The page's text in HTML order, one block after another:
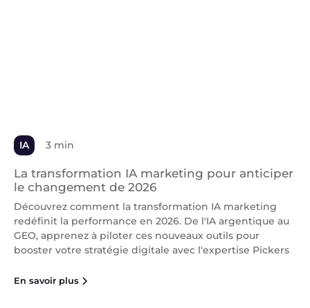
IA 3 min
La transformation IA marketing pour anticiper
le changement de 2026
Découvrez comment la transformation IA marketing
redéfinit la performance en 2026. De l'IA argentique au
GEO, apprenez à piloter ces nouveaux outils pour
booster votre stratégie digitale avec l'expertise Pickers
En savoir plus